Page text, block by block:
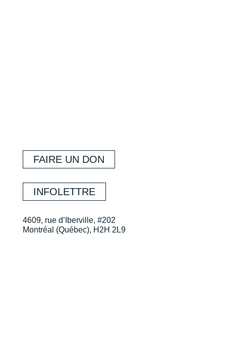
FAIRE UN DON
INFOLETTRE
4609, rue d’Iberville, #202
Montréal (Québec), H2H 2L9